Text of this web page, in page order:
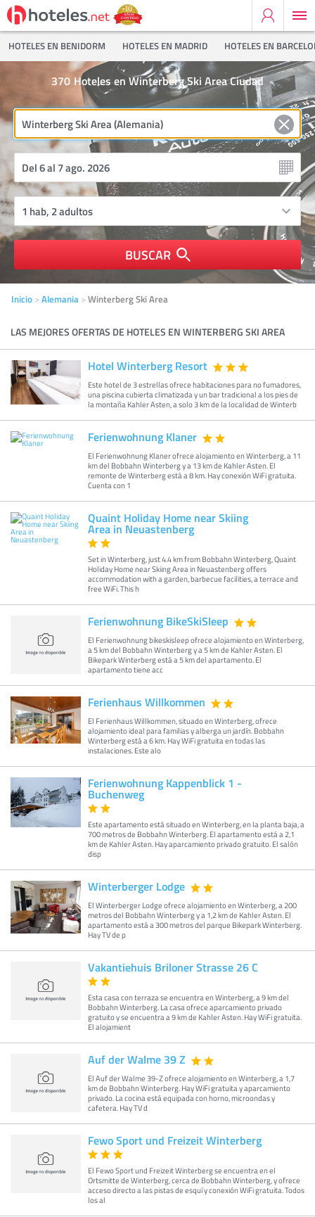
HOTELES EN BENIDORM HOTELES EN MADRID HOTELES EN
Hoteles en Winterberg Ski Area Ciudad
370
BUSCAR
Inicio Alemania Winterberg Ski Area
LAS MEJORES OFERTAS DE HOTELES EN WINTERBERG SKI AREA
Hotel Winterberg Resort
Este hotel de 3 estrellas ofrece habitaciones para no fumadores,
una piscina cubierta climatizada y un bar tradicional a los pies de
la montaña Kahler Asten, a solo 3 km de la localidad de Winterb
Ferienwohnung Klaner
El Ferienwohnung Klaner ofrece alojamiento en Winterberg, a 11
km del Bobbahn Winterberg y a 13 km de Kahler Asten. El
remonte de Winterberg está a 8 km. Hay conexión WiFi gratuita.
Cuenta con 1
Quaint Holiday Home near Skiing
Area in Neuastenberg
Set in Winterberg, just 4.4 km from Bobbahn Winterberg, Quaint
Holiday Home near Skiing Area in Neuastenberg offers
accommodation with a garden, barbecue facilities, a terrace and
free WiFi. This h
Ferienwohnung BikeSkiSleep
El Ferienwohnung bikeskisleep ofrece alojamiento en Winterberg,
a 5 km del Bobbahn Winterberg y a 5 km de Kahler Asten. El
Bikepark Winterberg está a 5 km del apartamento. El
apartamento tiene acc
Ferienhaus Willkommen
El Ferienhaus Willkommen, situado en Winterberg, ofrece
alojamiento ideal para familias y alberga un jardín. Bobbahn
Winterberg está a 6 km. Hay WiFi gratuita en todas las
instalaciones. Este alo
Ferienwohnung Kappenblick 1 -
Buchenweg
Este apartamento está situado en Winterberg, en la planta baja, a
700 metros de Bobbahn Winterberg. El apartamento está a 2,1
km de Kahler Asten. Hay aparcamiento privado gratuito. El salón
disp
Winterberger Lodge
El Winterberger Lodge ofrece alojamiento en Winterberg, a 200
metros del Bobbahn Winterberg y a 1,2 km de Kahler Asten. El
apartamento está a 300 metros del parque Bikepark Winterberg.
Hay TV de p
Vakantiehuis Briloner Strasse 26 C
Esta casa con terraza se encuentra en Winterberg, a 9 km del
Bobbahn Winterberg. La casa ofrece aparcamiento privado
gratuito y se encuentra a 9 km de Kahler Asten. Hay WiFi gratuita.
El alojamient
Auf der Walme 39 Z
El Auf der Walme 39-Z ofrece alojamiento en Winterberg, a 1,7
km de Bobbahn Winterberg. Hay WiFi gratuita y aparcamiento
privado. La cocina está equipada con horno, microondas y
cafetera. Hay TV d
Fewo Sport und Freizeit Winterberg
El Fewo Sport und Freizeit Winterberg se encuentra en el
Ortsmitte de Winterberg, cerca de Bobbahn Winterberg, y ofrece
acceso directo a las pistas de esquí y conexión WiFi gratuita. Todos
los al